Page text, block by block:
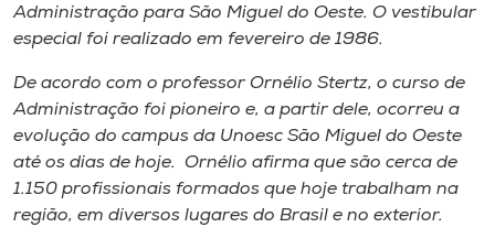
Administração para São Miguel do Oeste. O vestibular
especial foi realizado em fevereiro de 1986.
De acordo com o professor Ornélio Stertz, o curso de
Administração foi pioneiro e, a partir dele, ocorreu a
evolução do campus da Unoesc São Miguel do Oeste
até os dias de hoje. Ornélio afirma que são cerca de
1.150 profissionais formados que hoje trabalham na
região, em diversos lugares do Brasil e no exterior.